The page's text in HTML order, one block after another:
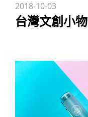
2018-10-03
台灣文創小物